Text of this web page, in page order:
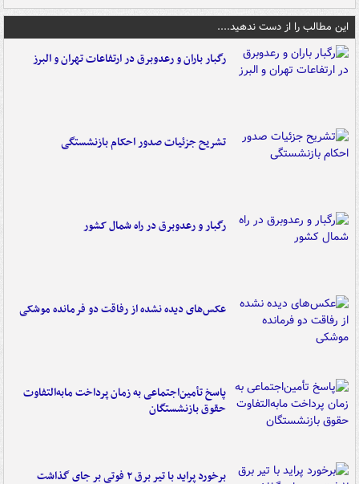
این مطالب را از دست ندهید....
رگبار باران و رعدوبرق در ارتفاعات تهران و البرز
تشریح جزئیات صدور احکام بازنشستگی
رگبار و رعدوبرق در راه شمال کشور
عکس‌های دیده نشده از رفاقت دو فرمانده‌ موشکی
پاسخ تأمین‌اجتماعی به زمان پرداخت مابه‌التفاوت
حقوق بازنشستگان
برخورد پراید با تیر برق ۲ فوتی بر جای گذاشت